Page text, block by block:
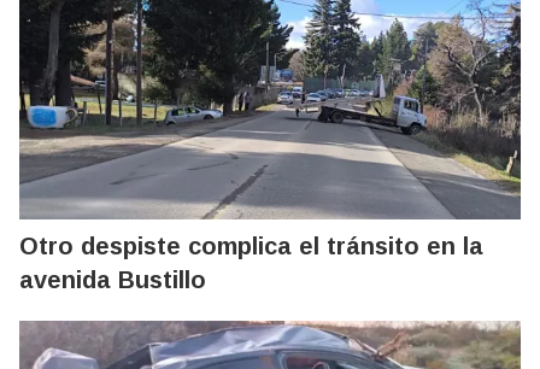
Otro despiste complica el tránsito en la
avenida Bustillo